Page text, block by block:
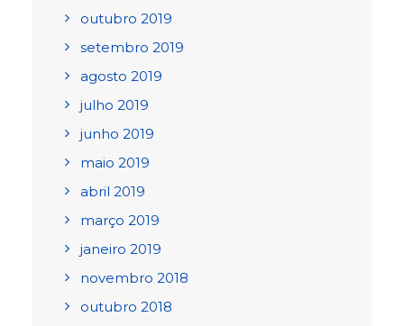
outubro 2019
setembro 2019
agosto 2019
julho 2019
junho 2019
maio 2019
abril 2019
março 2019
janeiro 2019
novembro 2018
outubro 2018